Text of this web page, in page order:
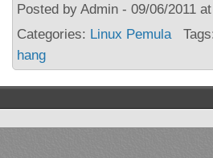
Posted by Admin - 09/06/2011
Categories: Linux Pemula
hang